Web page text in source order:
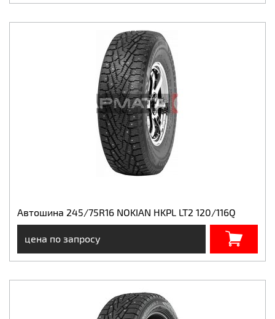
Автошина 245/75R16 NOKIAN HKPL LT2 120/116Q
цена по запросу